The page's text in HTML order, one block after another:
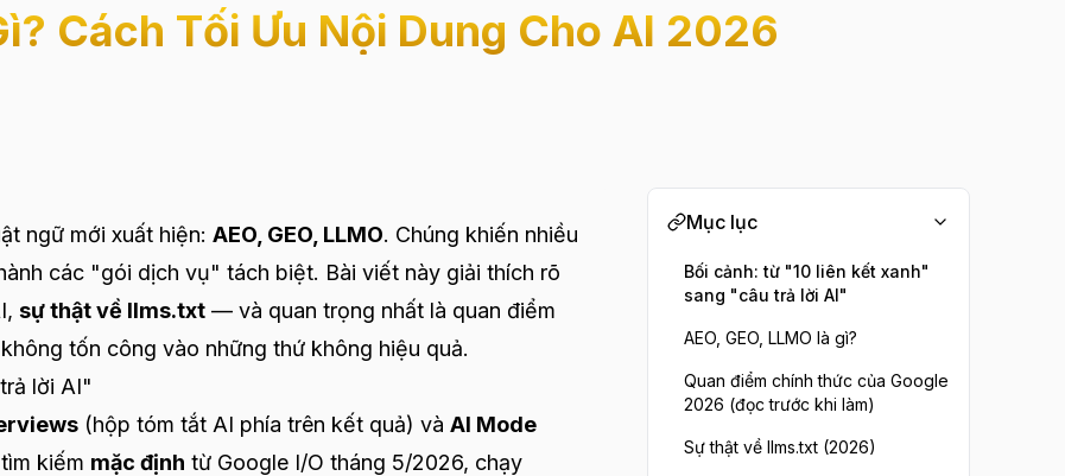
Cách Tối Ưu Nội Dung Cho AI 2026
ngữ mới xuất hiện: AEO, GEO, LLMO. Chúng khiến nhiều
các "gói dịch vụ" tách biệt. Bài viết này giải thích rõ
sự thật về llms.txt — và quan trọng nhất là quan điểm
tốn công vào những thứ không hiệu quả.
lời AI"
(hộp tóm tắt AI phía trên kết quả) và AI Mode
kiếm mặc định từ Google I/O tháng 5/2026, chạy
Mục lục
Bối cảnh: từ "10 liên kết xanh"
sang "câu trả lời AI"
AEO, GEO, LLMO là gì?
Quan điểm chính thức của Google
2026 (đọc trước khi làm)
Sự thật về llms.txt (2026)